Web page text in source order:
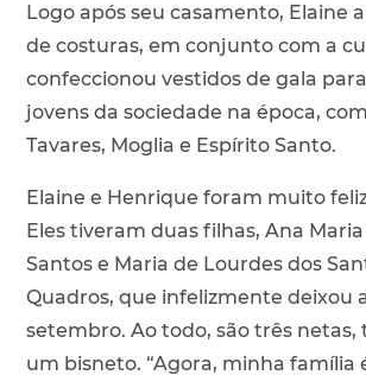
Logo após seu casamento, Elaine
de costuras, em conjunto com a
confeccionou vestidos de gala
jovens da sociedade na época,
Tavares, Moglia e Espírito Santo.
Elaine e Henrique foram muito
Eles tiveram duas filhas, Ana
Santos e Maria de Lourdes dos
Quadros, que infelizmente deixou
setembro. Ao todo, são três netas,
um bisneto. “Agora, minha família